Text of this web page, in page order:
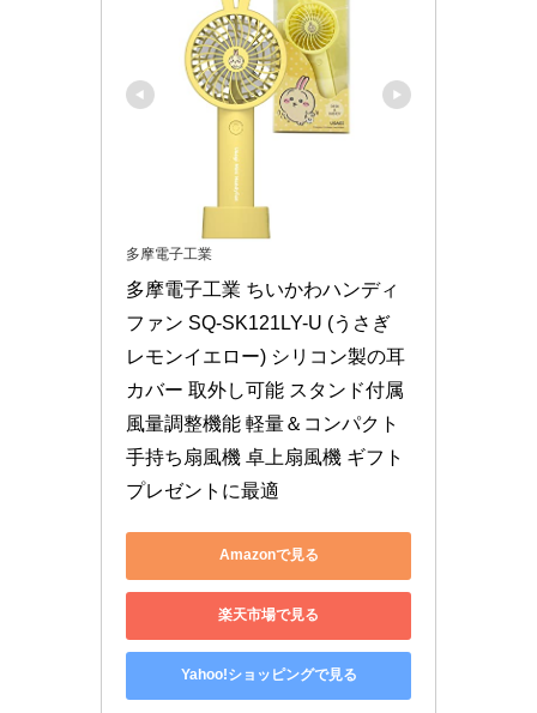
多摩電子工業
多摩電子工業 ちいかわハンディ
ファン SQ-SK121LY-U (うさぎ
レモンイエロー) シリコン製の耳
カバー 取外し可能 スタンド付属
風量調整機能 軽量＆コンパクト
手持ち扇風機 卓上扇風機 ギフト
プレゼントに最適
Amazonで見る
楽天市場で見る
Yahoo!ショッピングで見る